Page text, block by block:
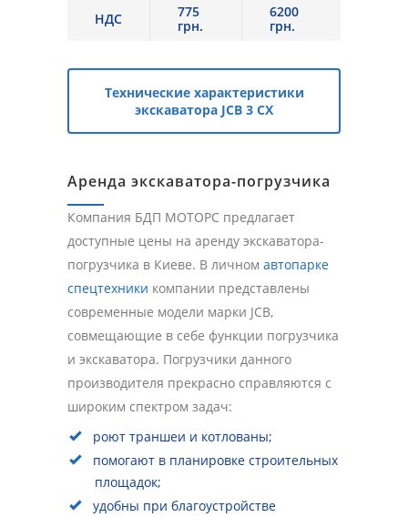
НДС
775
грн.
6200
грн.
Технические характеристики
экскаватора JCB 3 CX
Аренда экскаватора-погрузчика
Компания БДП МОТОРС предлагает
доступные цены на аренду экскаватора-
погрузчика в Киеве. В личном автопарке
спецтехники компании представлены
современные модели марки JCB,
совмещающие в себе функции погрузчика
и экскаватора. Погрузчики данного
производителя прекрасно справляются с
широким спектром задач:
роют траншеи и котлованы;
помогают в планировке строительных
площадок;
удобны при благоустройстве